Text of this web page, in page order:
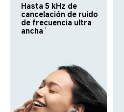
Hasta 5 kHz de
cancelación de ruido
de frecuencia ultra
ancha 1